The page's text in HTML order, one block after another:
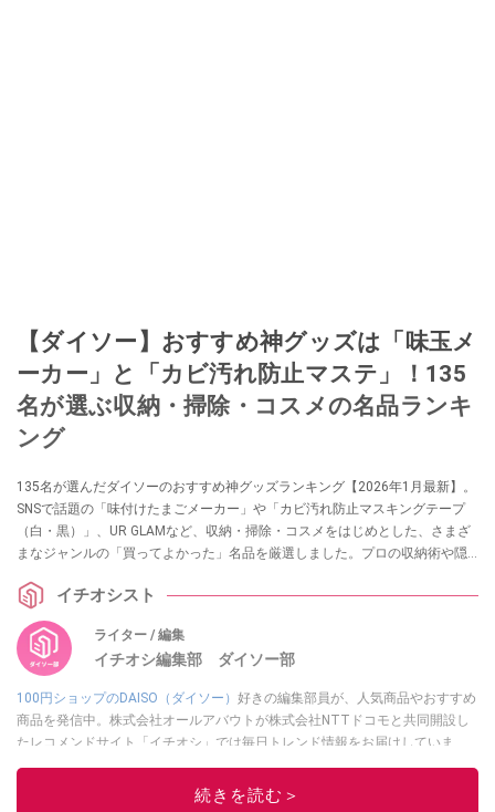
【ダイソー】おすすめ神グッズは「味玉メ
ーカー」と「カビ汚れ防止マステ」！135
名が選ぶ収納・掃除・コスメの名品ランキ
ング
135名が選んだダイソーのおすすめ神グッズランキング【2026年1月最新】。
SNSで話題の「味付けたまごメーカー」や「カビ汚れ防止マスキングテープ
（白・黒）」、UR GLAMなど、収納・掃除・コスメをはじめとした、さまざ
まなジャンルの「買ってよかった」名品を厳選しました。プロの収納術や隠
イチオシスト
ライター / 編集
イチオシ編集部 ダイソー部
100円ショップのDAISO（ダイソー） 好きの編集部員が、人気商品やおすすめ
商品を発信中。株式会社オールアバウトが株式会社NTTドコモと共同開設し
たレコメンドサイト「イチオシ」では毎日トレンド情報をお届けしていま
す。Googleニュースでフォローしてください！
このイチオシストの他の記事を読む
続きを読む＞